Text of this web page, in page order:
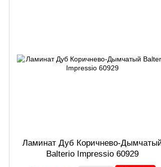
Ламинат Дуб Коричнево-
Balterio Impressio 60929